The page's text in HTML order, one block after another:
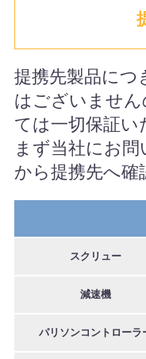
提携先製品につ
はございませ
ては一切保証い
まず当社にお
から提携先へ確
スクリュー
減速機
パリソンコントローラ